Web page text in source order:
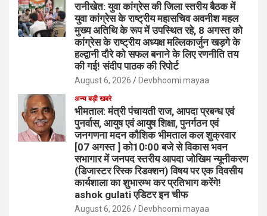
रानीखेत: युवा कांग्रेस की जिला स्तरीय बैठक में
युवा कांग्रेस के राष्ट्रीय महासचिव अवनीश महल
मुख्य अतिथि के रूप में उपस्थित रहे, 8 अगस्त को
कांग्रेस के राष्ट्रीय अध्यक्ष मल्लिकार्जुन खड़गे के
हल्द्वानी दौरे को सफल बनाने के लिए रणनीति तय
की गई! संदीप पाठक की रिपोर्ट
August 6, 2026 Devbhoomi mayaa
अन्य बड़ी खबरे
भीमताल: मंत्री पंचायती राज, आपदा प्रबन्ध एवं
पुनर्वास, आयुष एवं आयुष शिक्षा, पुनर्गठन एवं
जनगणना मदन कौशिक भीमताल कल शुक्रवार
[07 अगस्त ] को10ः00 बजे से विकास भवन
सभागार में जनपद स्तरीय आपदा जोखिम न्यूनीकरण
(डिजास्टर रिस्क रिडक्शन) विषय पर एक दिवसीय
कार्यशाला का शुभारम्भ कर प्रतिभाग करेंगे!
ashok gulati एडिटर इन चीफ
August 6, 2026 Devbhoomi mayaa